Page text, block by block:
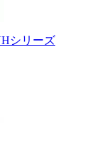
シリーズ